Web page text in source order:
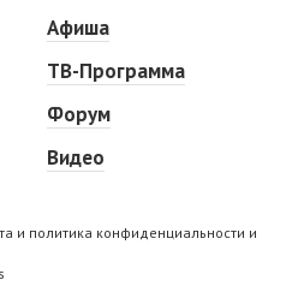
Афиша
ТВ-Программа
Форум
Видео
и политика конфиденциальности и